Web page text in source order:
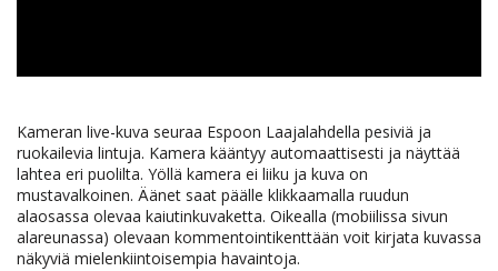
Kameran live-kuva seuraa Espoon Laajalahdella pesiviä ja
ruokailevia lintuja. Kamera kääntyy automaattisesti ja näyttää
lahtea eri puolilta. Yöllä kamera ei liiku ja kuva on
mustavalkoinen. Äänet saat päälle klikkaamalla ruudun
alaosassa olevaa kaiutinkuvaketta. Oikealla (mobiilissa sivun
alareunassa) olevaan kommentointikenttään voit kirjata kuvassa
näkyviä mielenkiintoisempia havaintoja.